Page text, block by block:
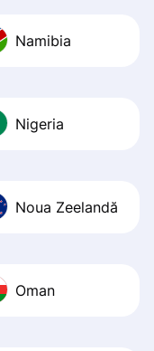
Namibia
Nigeria
Noua Zeelandă
Oman